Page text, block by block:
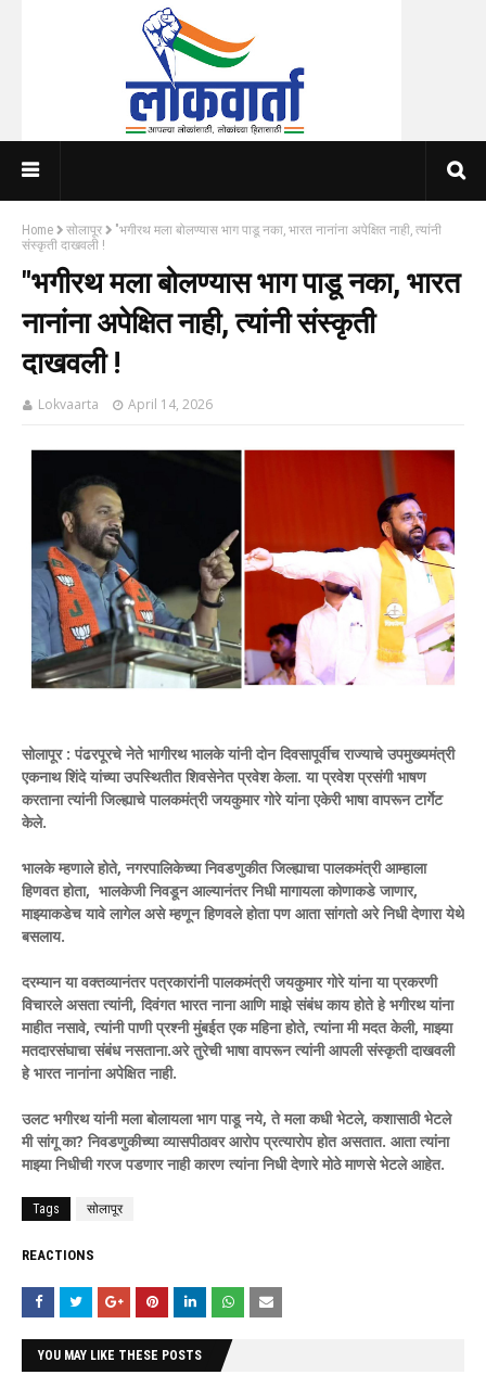
Home सोलापूर
"भगीरथ मला बोलण्यास भाग पाडू नका, भारत नानांना अपेक्षित नाही, त्यांनी
संस्कृती दाखवली !
"भगीरथ मला बोलण्यास भाग पाडू नका, भारत
नानांना अपेक्षित नाही, त्यांनी संस्कृती
दाखवली !
Lokvaarta April 14, 2026
सोलापूर : पंढरपूरचे नेते भागीरथ भालके यांनी दोन दिवसापूर्वीच राज्याचे उपमुख्यमंत्री
एकनाथ शिंदे यांच्या उपस्थितीत शिवसेनेत प्रवेश केला. या प्रवेश प्रसंगी भाषण
करताना त्यांनी जिल्ह्याचे पालकमंत्री जयकुमार गोरे यांना एकेरी भाषा वापरून टार्गेट
केले.
भालके म्हणाले होते, नगरपालिकेच्या निवडणुकीत जिल्ह्याचा पालकमंत्री आम्हाला
हिणवत होता, भालकेजी निवडून आल्यानंतर निधी मागायला कोणाकडे जाणार,
माझ्याकडेच यावे लागेल असे म्हणून हिणवले होता पण आता सांगतो अरे निधी देणारा येथे
बसलाय.
दरम्यान या वक्तव्यानंतर पत्रकारांनी पालकमंत्री जयकुमार गोरे यांना या प्रकरणी
विचारले असता त्यांनी, दिवंगत भारत नाना आणि माझे संबंध काय होते हे भगीरथ यांना
माहीत नसावे, त्यांनी पाणी प्रश्नी मुंबईत एक महिना होते, त्यांना मी मदत केली, माझ्या
मतदारसंघाचा संबंध नसताना.अरे तुरेची भाषा वापरून त्यांनी आपली संस्कृती दाखवली
हे भारत नानांना अपेक्षित नाही.
उलट भगीरथ यांनी मला बोलायला भाग पाडू नये, ते मला कधी भेटले, कशासाठी भेटले
मी सांगू का? निवडणुकीच्या व्यासपीठावर आरोप प्रत्यारोप होत असतात. आता त्यांना
माझ्या निधीची गरज पडणार नाही कारण त्यांना निधी देणारे मोठे माणसे भेटले आहेत.
Tags सोलापूर
REACTIONS
YOU MAY LIKE THESE POSTS